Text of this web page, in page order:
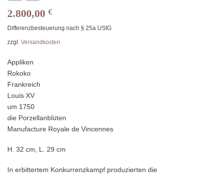
2.800,00 €
Differenzbesteuerung nach § 25a UStG
zzgl. Versandkosten
Appliken
Rokoko
Frankreich
Louis XV
um 1750
die Porzellanblüten
Manufacture Royale de Vincennes
H. 32 cm, L. 29 cm
In erbittertem Konkurrenzkampf produzierten die